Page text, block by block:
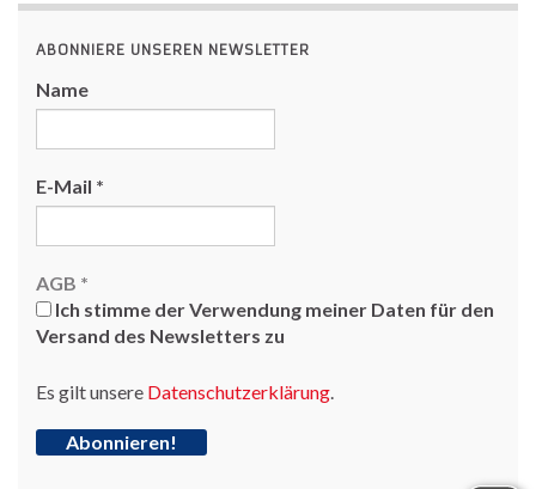
ABONNIERE UNSEREN NEWSLETTER
Name
E-Mail *
AGB *
Ich stimme der Verwendung meiner Daten für den
Versand des Newsletters zu
Es gilt unsere Datenschutzerklärung.